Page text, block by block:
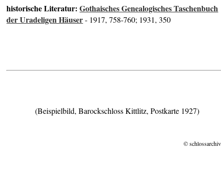
historische Literatur:Gothaisches Genealogisches Taschenbuch
der Uradeligen Häuser- 1917, 758-760; 1931, 350
(Beispielbild, Barockschloss Kittlitz, Postkarte 1927)
©